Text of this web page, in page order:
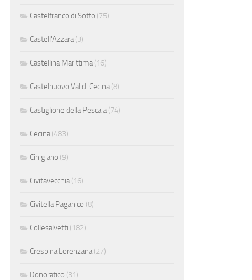
Castelfranco di Sotto (75)
Castell'Azzara(3)
Castellina Marittima(16)
Castelnuovo Val di Cecina(8)
Castiglione della Pescaia(74)
Cecina(483)
Cinigiano (9)
Civitavecchia(16)
Civitella Paganico (8)
Collesalvetti (182)
Crespina Lorenzana(27)
Donoratico (31)